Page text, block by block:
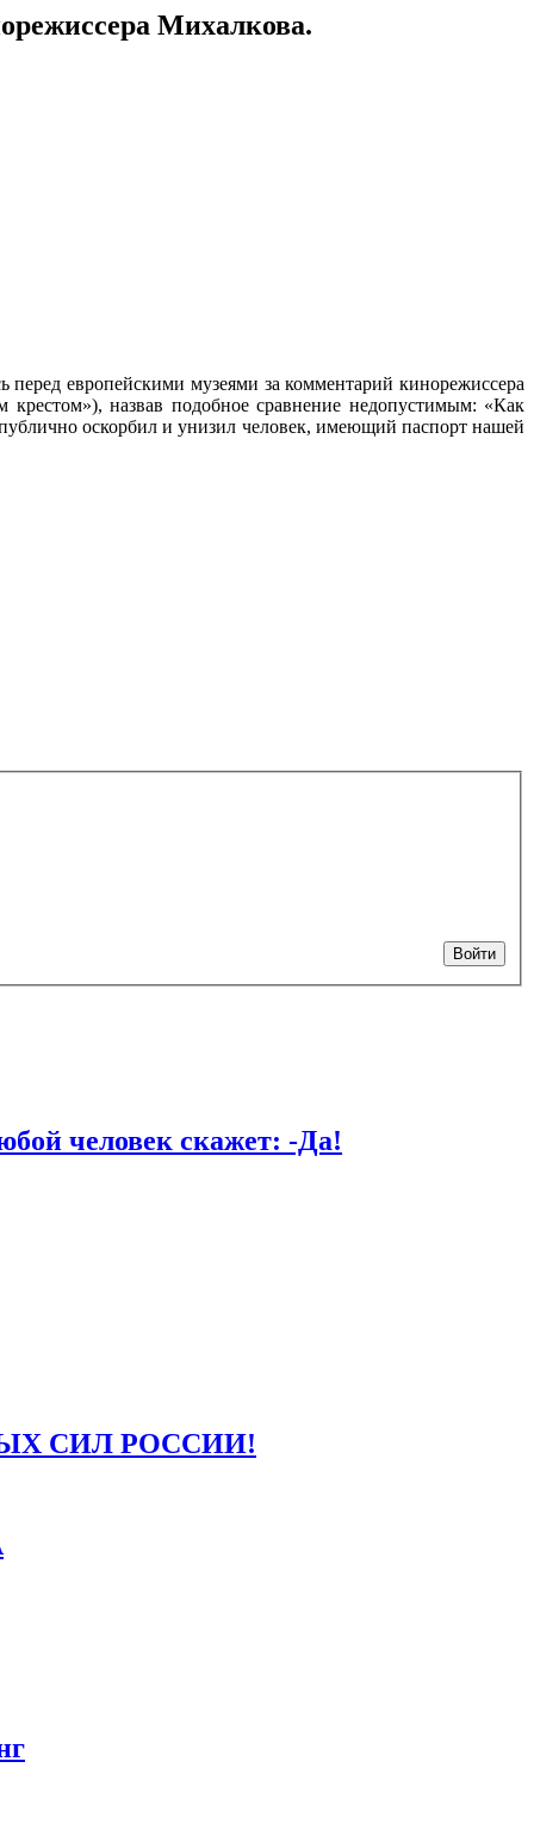
Михалкова.
европейскими музеями за комментарий кинорежиссера
назвав подобное сравнение недопустимым: «Как
оскорбил и унизил человек, имеющий паспорт нашей
Войти
человек скажет: -Да!
СИЛ РОССИИ!